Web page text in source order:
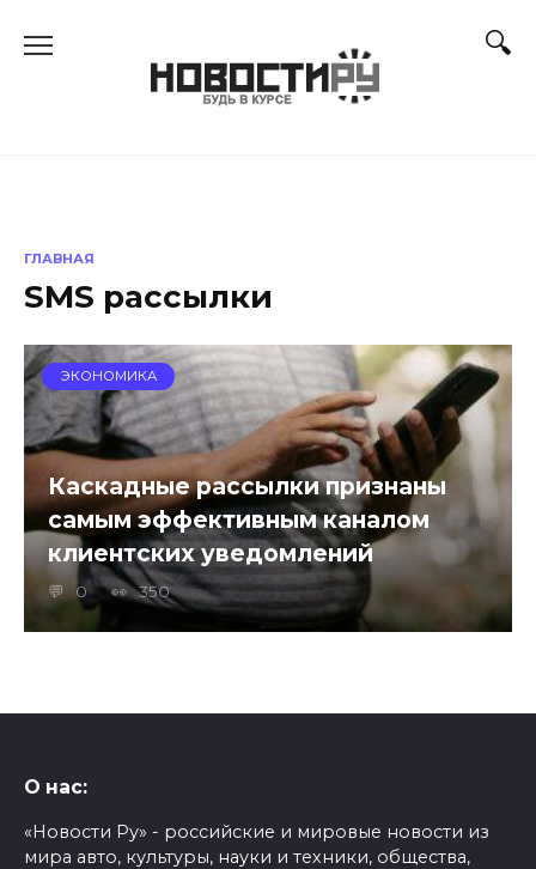
ГЛАВНАЯ
SMS рассылки
ЭКОНОМИКА
Каскадные рассылки признаны
самым эффективным каналом
клиентских уведомлений
0 350
О нас:
«Новости Ру» - российские и мировые новости из
мира авто, культуры, науки и техники, общества,